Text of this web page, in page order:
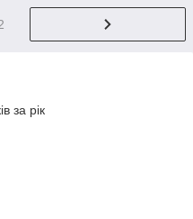
за рік